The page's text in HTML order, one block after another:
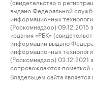
выдано Федеральной
информационных
(Роскомнадзор)
издания «РБК»
информации выдано
информационных
(Роскомнадзор)
сопровождаются пометкой
Владельцем сайта